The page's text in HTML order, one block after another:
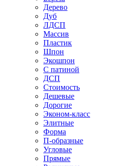
Дерево
Дуб
ЛДСП
Массив
Пластик
Шпон
Экошпон
С патиной
ДСП
Стоимость
Дешевые
Дорогие
Эконом-класс
Элитные
Форма
П-образные
Угловые
Прямые